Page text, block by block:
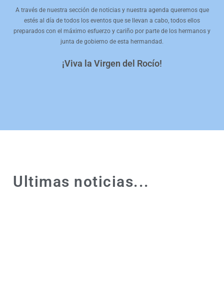
A través de nuestra sección de noticias y nuestra agenda queremos que
estés al día de todos los eventos que se llevan a cabo, todos ellos
preparados con el máximo esfuerzo y cariño por parte de los hermanos y
junta de gobierno de esta hermandad.
¡Viva la Virgen del Rocío!
Ultimas noticias...